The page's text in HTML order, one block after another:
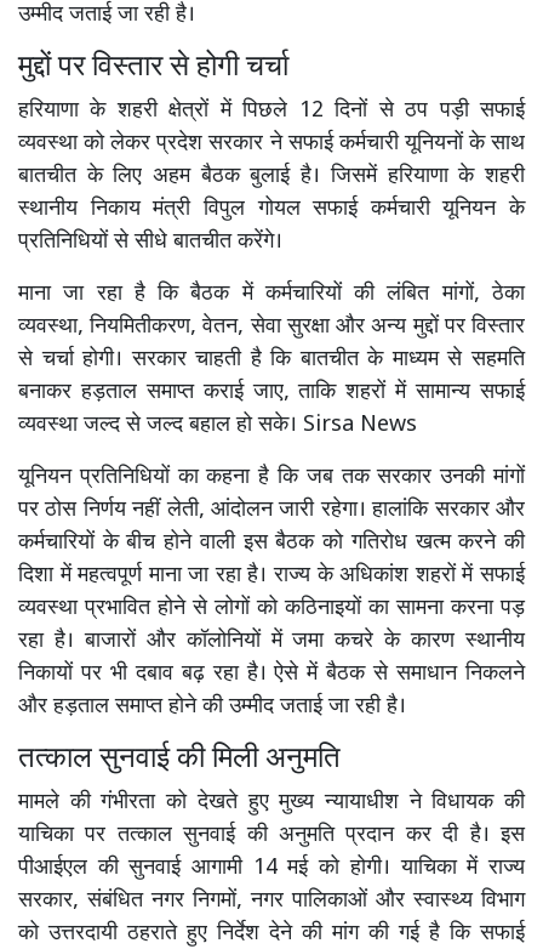
उम्मीद जताई जा रही है।
मुद्दों पर विस्तार से होगी चर्चा
हरियाणा के शहरी क्षेत्रों में पिछले 12 दिनों से ठप पड़ी सफाई
व्यवस्था को लेकर प्रदेश सरकार ने सफाई कर्मचारी यूनियनों के साथ
बातचीत के लिए अहम बैठक बुलाई है। जिसमें हरियाणा के शहरी
स्थानीय निकाय मंत्री विपुल गोयल सफाई कर्मचारी यूनियन के
प्रतिनिधियों से सीधे बातचीत करेंगे।
माना जा रहा है कि बैठक में कर्मचारियों की लंबित मांगों, ठेका
व्यवस्था, नियमितीकरण, वेतन, सेवा सुरक्षा और अन्य मुद्दों पर विस्तार
से चर्चा होगी। सरकार चाहती है कि बातचीत के माध्यम से सहमति
बनाकर हड़ताल समाप्त कराई जाए, ताकि शहरों में सामान्य सफाई
व्यवस्था जल्द से जल्द बहाल हो सके। Sirsa News
यूनियन प्रतिनिधियों का कहना है कि जब तक सरकार उनकी मांगों
पर ठोस निर्णय नहीं लेती, आंदोलन जारी रहेगा। हालांकि सरकार और
कर्मचारियों के बीच होने वाली इस बैठक को गतिरोध खत्म करने की
दिशा में महत्वपूर्ण माना जा रहा है। राज्य के अधिकांश शहरों में सफाई
व्यवस्था प्रभावित होने से लोगों को कठिनाइयों का सामना करना पड़
रहा है। बाजारों और कॉलोनियों में जमा कचरे के कारण स्थानीय
निकायों पर भी दबाव बढ़ रहा है। ऐसे में बैठक से समाधान निकलने
और हड़ताल समाप्त होने की उम्मीद जताई जा रही है।
तत्काल सुनवाई की मिली अनुमति
मामले की गंभीरता को देखते हुए मुख्य न्यायाधीश ने विधायक की
याचिका पर तत्काल सुनवाई की अनुमति प्रदान कर दी है। इस
पीआईएल की सुनवाई आगामी 14 मई को होगी। याचिका में राज्य
सरकार, संबंधित नगर निगमों, नगर पालिकाओं और स्वास्थ्य विभाग
को उत्तरदायी ठहराते हुए निर्देश देने की मांग की गई है कि सफाई